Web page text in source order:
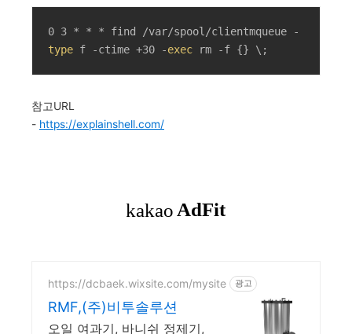
0 3 * * * find /var/spool/clientmqueue -
type f -ctime +30 -exec rm -f {} \;
참고URL
- https://explainshell.com/
https://dcbaek.wixsite.com/mysite 광고
RMF,(주)비투솔루션
오일 여과기, 바니쉬 정제기,